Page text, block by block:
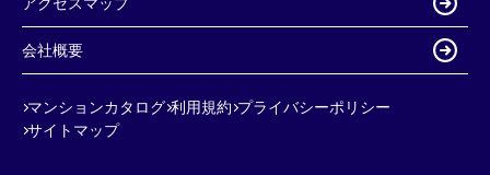
会社概要
マンションカタログ 利用規約 プライバシーポリシー
サイトマップ